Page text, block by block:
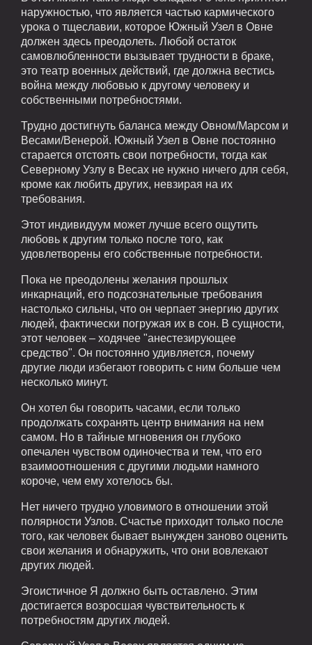
наружностью, что является частью кармического
урока о тщеславии, которое Южный Узел в Овне
должен здесь преодолеть. Любой остаток
самовлюбленности вызывает трудности в браке,
это театр военных действий, где должна вестись
война между любовью к другому человеку и
собственными потребностями.
Трудно достигнуть баланса между Овном/Марсом и
Весами/Венерой. Южный Узел в Овне постоянно
старается отстоять свои потребности, тогда как
Северному Узлу в Весах не нужно ничего для себя,
кроме как любить других, невзирая на их
требования.
Этот индивидуум может лучше всего ощутить
любовь к другим только после того, как
удовлетворены его собственные потребности.
Пока не преодолены желания прошлых
инкарнаций, его подсознательные требования
настолько сильны, что он черпает энергию других
людей, фактически погружая их в сон. В сущности,
этот человек – ходячее "анестезирующее
средство". Он постоянно удивляется, почему
другие люди избегают говорить с ним больше чем
несколько минут.
Он хотел бы говорить часами, если только
продолжать сохранять центр внимания на нем
самом. Но в тайные мгновения он глубоко
опечален чувством одиночества и тем, что его
взаимоотношения с другими людьми намного
короче, чем ему хотелось бы.
Нет ничего трудно уловимого в отношении этой
полярности Узлов. Счастье приходит только после
того, как человек бывает вынужден заново оценить
свои желания и обнаружить, что они вовлекают
других людей.
Эгоистичное Я должно быть оставлено. Этим
достигается возросшая чувствительность к
потребностям других людей.